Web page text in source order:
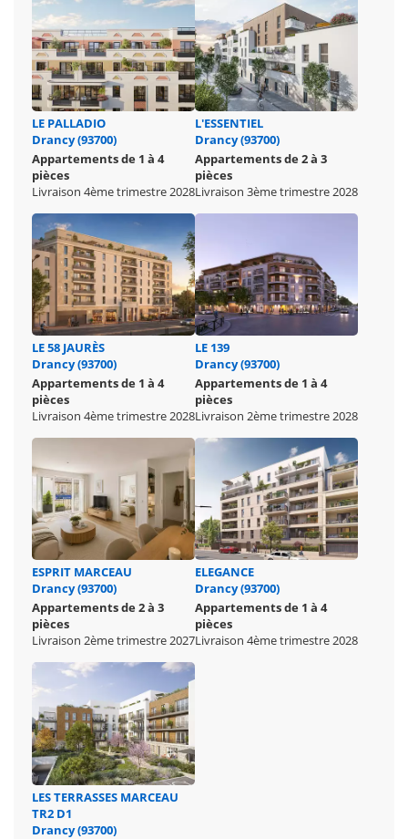
LE PALLADIO
Drancy (93700)
Appartements de 1 à 4
pièces
Livraison 4ème trimestre 2028
L'ESSENTIEL
Drancy (93700)
Appartements de 2 à 3
pièces
Livraison 3ème trimestre 2028
LE 58 JAURÈS
Drancy (93700)
Appartements de 1 à 4
pièces
Livraison 4ème trimestre 2028
LE 139
Drancy (93700)
Appartements de 1 à 4
pièces
Livraison 2ème trimestre 2028
ESPRIT MARCEAU
Drancy (93700)
Appartements de 2 à 3
pièces
Livraison 2ème trimestre 2027
ELEGANCE
Drancy (93700)
Appartements de 1 à 4
pièces
Livraison 4ème trimestre 2028
LES TERRASSES MARCEAU
TR2 D1
Drancy (93700)